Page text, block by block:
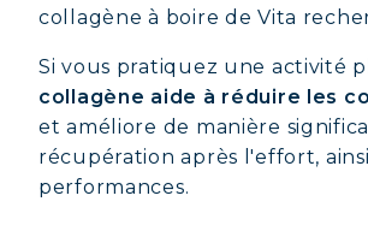
collagène à boire de Vita
Si vous pratiquez une activité
collagène aide à réduire les
et améliore de manière
récupération après l'effort,
performances.